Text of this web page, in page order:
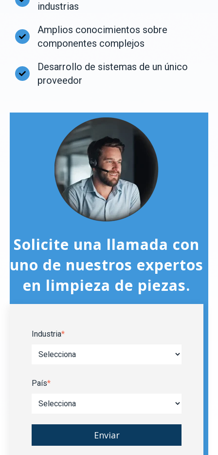
industrias
Amplios conocimientos sobre
componentes complejos
Desarrollo de sistemas de un único
proveedor
Solicite una llamada con
uno de nuestros expertos
en limpieza de piezas.
Industria*
País*